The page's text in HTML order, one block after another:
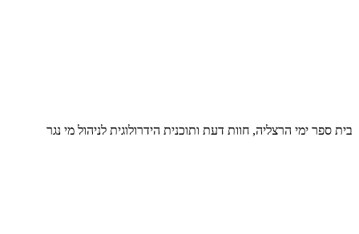
בית ספר ימי הרצליה, חוות דעת ותוכנית הידרולוגית לניהול מי נגר